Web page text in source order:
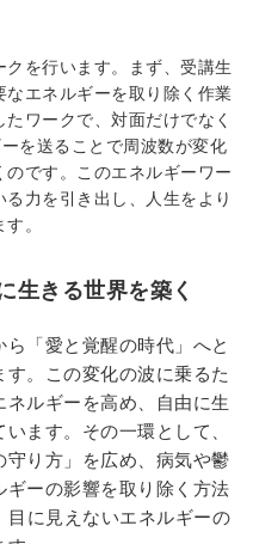
を行います。まず、受講生
エネルギーを取り除く作業
ワークで、対面だけでなく
を送ることで周波数が変化
です。このエネルギーワー
力を引き出し、人生をより
。
生きる世界を築く
「愛と覚醒の時代」へと
。この変化の波に乗るた
ルギーを高め、自由に生
ます。その一環として、
守り方」を広め、病気や鬱
ーの影響を取り除く方法
目に見えないエネルギーの